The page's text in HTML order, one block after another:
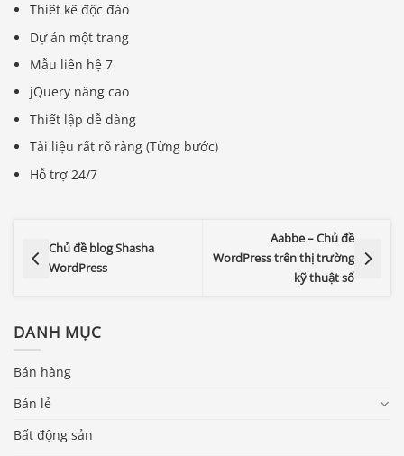
Thiết kế độc đáo
Dự án một trang
Mẫu liên hệ 7
jQuery nâng cao
Thiết lập dễ dàng
Tài liệu rất rõ ràng (Từng bước)
Hỗ trợ 24/7
Chủ đề blog Shasha
WordPress
Aabbe – Chủ đề
WordPress trên thị trường
kỹ thuật số
DANH MỤC
Bán hàng
Bán lẻ
Bất động sản